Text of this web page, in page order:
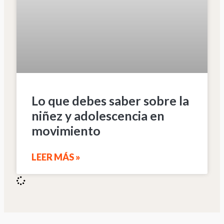
Lo que debes saber sobre la
niñez y adolescencia en
movimiento
LEER MÁS »